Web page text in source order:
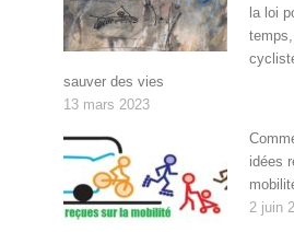
la loi
sauver des vies
13 mars 2023
idées
2 juin